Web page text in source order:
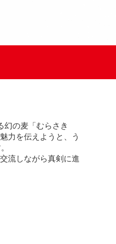
の麦「むらさき
力を伝えようと、う
流しながら真剣に進